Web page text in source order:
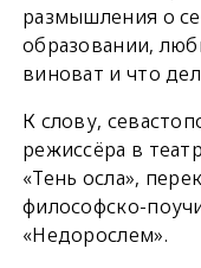
размышления о
образовании,
виноват и что
К слову,
режиссёра в
«Тень осла»,
философско-
«Недорослем».